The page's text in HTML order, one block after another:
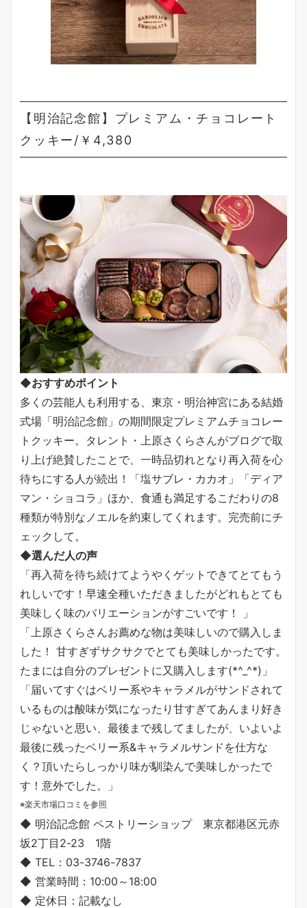
【明治記念館】プレミアム・チョコレート
クッキー/￥4,380
◆おすすめポイント
多くの芸能人も利用する、東京・明治神宮にある結婚
式場「明治記念館」の期間限定プレミアムチョコレー
トクッキー。タレント・上原さくらさんがブログで取
り上げ絶賛したことで、一時品切れとなり再入荷を心
待ちにする人が続出！「塩サブレ・カカオ」「ディア
マン・ショコラ」ほか、食通も満足するこだわりの8
種類が特別なノエルを約束してくれます。完売前にチ
ェックして。
◆選んだ人の声
「再入荷を待ち続けてようやくゲットできてとてもう
れしいです！早速全種いただきましたがどれもとても
美味しく味のバリエーションがすごいです！ 」
「上原さくらさんお薦めな物は美味しいので購入しま
した！ 甘すぎずサクサクでとても美味しかったです。
たまには自分のプレゼントに又購入します(*^_^*)」
「届いてすぐはベリー系やキャラメルがサンドされて
いるものは酸味が気になったり甘すぎてあんまり好き
じゃないと思い、最後まで残してましたが、いよいよ
最後に残ったベリー系&キャラメルサンドを仕方な
く？頂いたらしっかり味が馴染んで美味しかったで
す！意外でした。」
※楽天市場口コミを参照
◆ 明治記念館 ペストリーショップ 東京都港区元赤
坂2丁目2-23 1階
◆ TEL：03-3746-7837
◆ 営業時間：10:00～18:00
◆ 定休日：記載なし